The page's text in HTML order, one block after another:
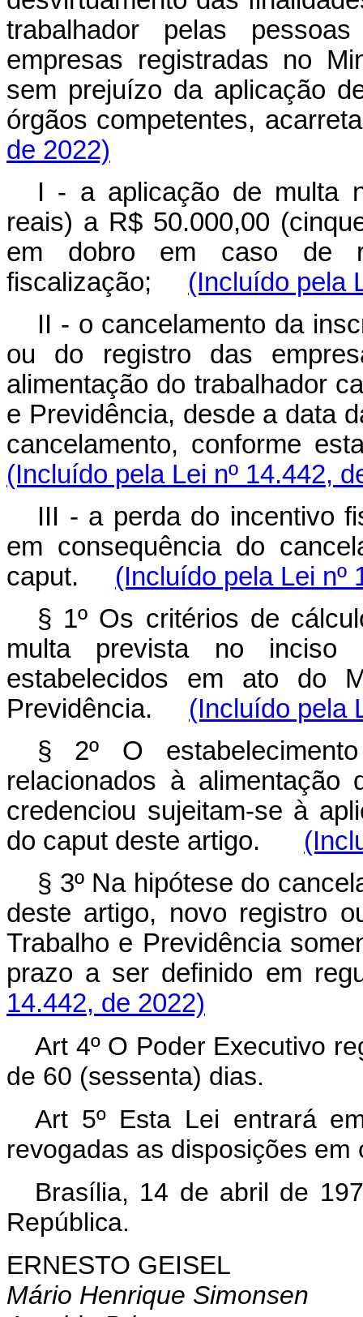
trabalhador pelas
empresas registradas no
sem prejuízo da aplicação
órgãos competentes,
de 2022)
I - a aplicação de multa
reais) a R$ 50.000,00
em dobro em caso de
fiscalização; (Incluído pela
II - o cancelamento da
ou do registro das
alimentação do trabalhador
e Previdência, desde a data
cancelamento, conforme
(Incluído pela Lei nº 14.442,
III - a perda do incentivo
em consequência do
caput. (Incluído pela Lei nº
§ 1º Os critérios de
multa prevista no
estabelecidos em ato do
Previdência. (Incluído pela
§ 2º O
relacionados à
credenciou sujeitam-se à
do caput deste artigo.
§ 3º Na hipótese do
deste artigo, novo registro
Trabalho e Previdência
prazo a ser definido em
14.442, de 2022)
Art 4º O Poder Executivo
de 60 (sessenta) dias.
Art 5º Esta Lei entrará
revogadas as disposições em
Brasília, 14 de abril de
República.
ERNESTO GEISEL
Mário Henrique Simonsen